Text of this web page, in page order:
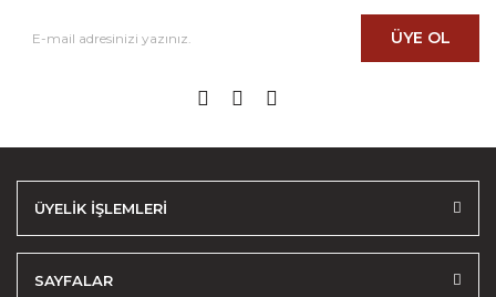
ÜYE OL
ÜYELİK İŞLEMLERİ
SAYFALAR